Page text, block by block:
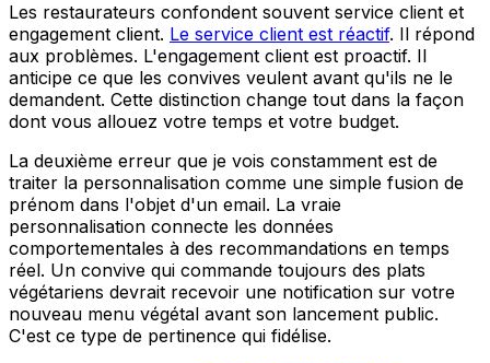
Les restaurateurs confondent souvent service client et
engagement client. Le service client est réactif. Il répond
aux problèmes. L'engagement client est proactif. Il
anticipe ce que les convives veulent avant qu'ils ne le
demandent. Cette distinction change tout dans la façon
dont vous allouez votre temps et votre budget.
La deuxième erreur que je vois constamment est de
traiter la personnalisation comme une simple fusion de
prénom dans l'objet d'un email. La vraie
personnalisation connecte les données
comportementales à des recommandations en temps
réel. Un convive qui commande toujours des plats
végétariens devrait recevoir une notification sur votre
nouveau menu végétal avant son lancement public.
C'est ce type de pertinence qui fidélise.